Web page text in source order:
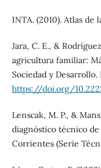
INTA. (2010). Atlas de
Jara, C. E., &
agricultura familiar:
Sociedad y Desarrollo.
https://doi.org/
Lenscak, M. P., &
diagnóstico técnico
Corrientes (Serie